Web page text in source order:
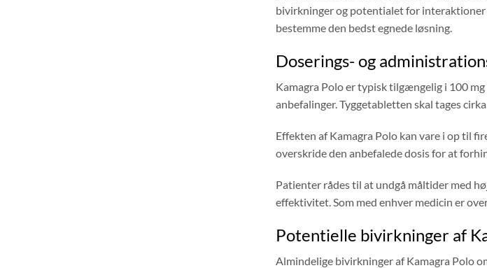
bivirkninger og potentialet for interaktioner
bestemme den bedst egnede løsning.
Doserings- og
Kamagra Polo er typisk tilgængelig i 100
anbefalinger. Tyggetabletten skal tages
Effekten af ​​Kamagra Polo kan vare i op til
overskride den anbefalede dosis for at
Patienter rådes til at undgå måltider med
effektivitet. Som med enhver medicin er
Potentielle bivirkninger af
Almindelige bivirkninger af Kamagra Polo